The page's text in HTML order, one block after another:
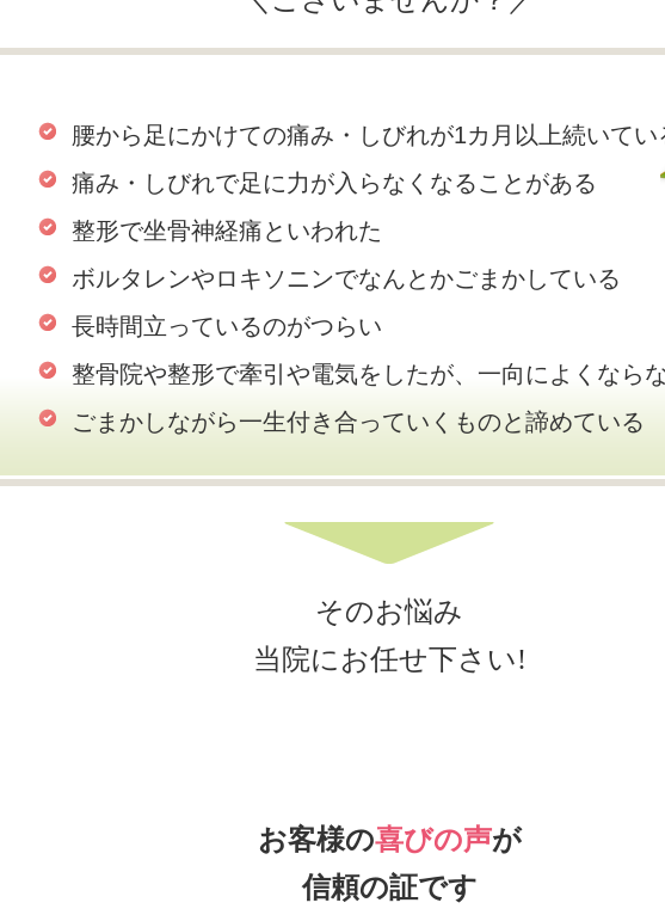
腰から足にかけての痛み・しびれが1カ月以上続いてい
痛み・しびれで足に力が入らなくなることがある
整形で坐骨神経痛といわれた
ボルタレンやロキソニンでなんとかごまかしている
長時間立っているのがつらい
整骨院や整形で牽引や電気をしたが、一向によくなら
ごまかしながら一生付き合っていくものと諦めている
そのお悩み
当院にお任せ下さい!
お客様の喜びの声が
信頼の証です